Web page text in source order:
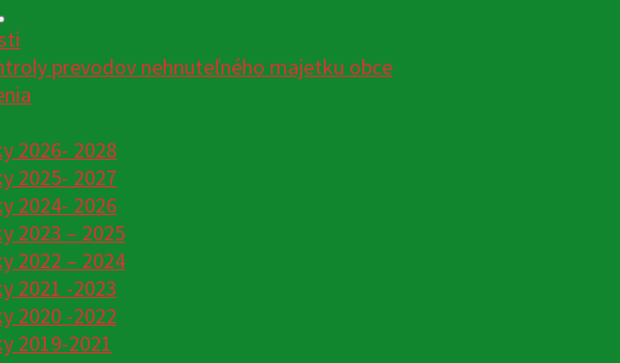
prevodov nehnuteľného majetku obce
2026- 2028
2025- 2027
2024- 2026
2023 – 2025
2022 – 2024
2021 -2023
2020 -2022
2019-2021